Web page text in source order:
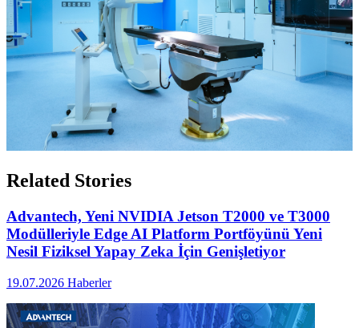
Related Stories
Advantech, Yeni NVIDIA Jetson T2000 ve T3000
Modülleriyle Edge AI Platform Portföyünü Yeni
Nesil Fiziksel Yapay Zeka İçin Genişletiyor
19.07.2026 Haberler